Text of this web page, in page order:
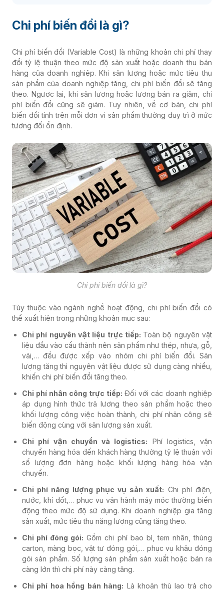
Chi phí biến đổi là gì?
Chi phí biến đổi (Variable Cost) là những khoản chi phí thay
đổi tỷ lệ thuận theo mức độ sản xuất hoặc doanh thu bán
hàng của doanh nghiệp. Khi sản lượng hoặc mức tiêu thụ
sản phẩm của doanh nghiệp tăng, chi phí biến đổi sẽ tăng
theo. Ngược lại, khi sản lượng hoặc lượng bán ra giảm, chi
phí biến đổi cũng sẽ giảm. Tuy nhiên, về cơ bản, chi phí
biến đổi tính trên mỗi đơn vị sản phẩm thường duy trì ở mức
tương đối ổn định.
Chi phí biến đổi là gì?
Tùy thuộc vào ngành nghề hoạt động, chi phí biến đổi có
thể xuất hiện trong những khoản mục sau:
Chi phí nguyên vật liệu trực tiếp: Toàn bộ nguyên vật
liệu đầu vào cấu thành nên sản phẩm như thép, nhựa, gỗ,
vải,… đều được xếp vào nhóm chi phí biến đổi. Sản
lượng tăng thì nguyên vật liệu được sử dụng càng nhiều,
khiến chi phí biến đổi tăng theo.
Chi phí nhân công trực tiếp: Đối với các doanh nghiệp
áp dụng hình thức trả lương theo sản phẩm hoặc theo
khối lượng công việc hoàn thành, chi phí nhân công sẽ
biến động cùng với sản lượng sản xuất.
Chi phí vận chuyển và logistics: Phí logistics, vận
chuyển hàng hóa đến khách hàng thường tỷ lệ thuận với
số lượng đơn hàng hoặc khối lượng hàng hóa vận
chuyển.
Chi phí năng lượng phục vụ sản xuất: Chi phí điện,
nước, khí đốt,… phục vụ vận hành máy móc thường biến
động theo mức độ sử dụng. Khi doanh nghiệp gia tăng
sản xuất, mức tiêu thụ năng lượng cũng tăng theo.
Chi phí đóng gói: Gồm chi phí bao bì, tem nhãn, thùng
carton, màng bọc, vật tư đóng gói,… phục vụ khâu đóng
gói sản phẩm. Số lượng sản phẩm sản xuất hoặc bán ra
càng lớn thì chi phí này càng tăng.
Chi phí hoa hồng bán hàng: Là khoản thù lao trả cho